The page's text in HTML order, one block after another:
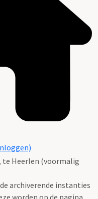
Heerlen (voormalig
archiverende instanties
worden op de pagina